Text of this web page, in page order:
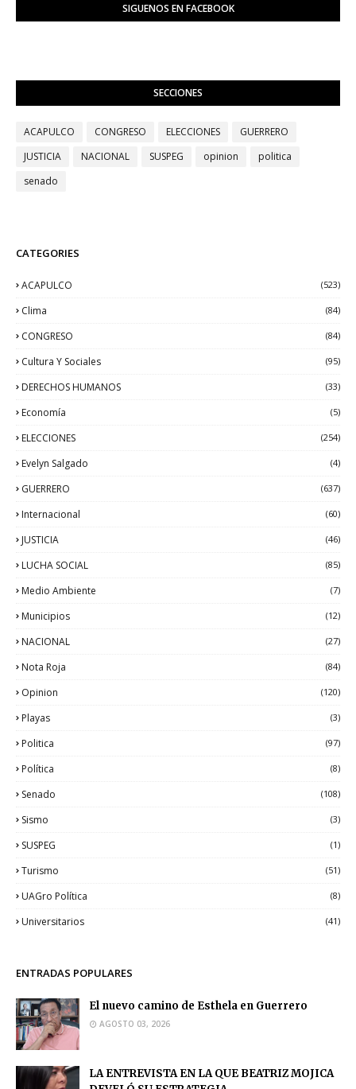
SIGUENOS EN FACEBOOK
SECCIONES
ACAPULCO CONGRESO ELECCIONES
GUERRERO
JUSTICIA
NACIONAL SUSPEG opinion
politica
senado
CATEGORIES
ACAPULCO (523)
Clima (84)
CONGRESO (84)
Cultura Y Sociales (95)
DERECHOS HUMANOS (33)
Economía (5)
ELECCIONES (254)
Evelyn Salgado (4)
GUERRERO (637)
Internacional (60)
JUSTICIA (46)
LUCHA SOCIAL (85)
Medio Ambiente (7)
Municipios (12)
NACIONAL (27)
Nota Roja (84)
Opinion (120)
Playas (3)
Politica (97)
Política (8)
Senado (108)
Sismo (3)
SUSPEG (1)
Turismo (51)
UAGro Política (8)
Universitarios (41)
ENTRADAS POPULARES
El nuevo camino de Esthela en Guerrero
AGOSTO 03, 2026
LA ENTREVISTA EN LA QUE BEATRIZ MOJICA